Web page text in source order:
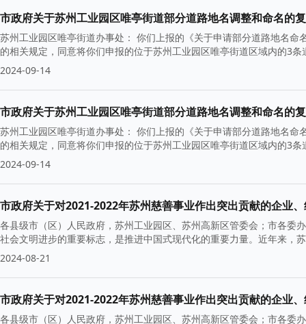
市政府关于苏州工业园区唯亭街道部分道路地名调整和命名的
苏州工业园区唯亭街道办事处： 你们上报的《关于申请部分道路地名
的相关规定，同意将你们申报的位于苏州工业园区唯亭街道区域内的3
2024-09-14
市政府关于苏州工业园区唯亭街道部分道路地名调整和命名的
苏州工业园区唯亭街道办事处： 你们上报的《关于申请部分道路地名
的相关规定，同意将你们申报的位于苏州工业园区唯亭街道区域内的3
2024-09-14
市政府关于对2021-2022年苏州慈善事业作出突出贡献的企业
各县级市（区）人民政府，苏州工业园区、苏州高新区管委会；市各委
社会文明进步的重要标志，是推进中国式现代化的重要力量。近年来，
2024-08-21
市政府关于对2021-2022年苏州慈善事业作出突出贡献的企业
各县级市（区）人民政府，苏州工业园区、苏州高新区管委会；市各委